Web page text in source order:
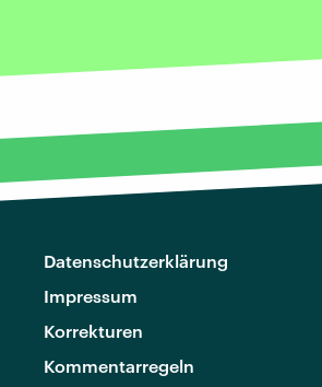
Datenschutzerklärung
Impressum
Korrekturen
Kommentarregeln